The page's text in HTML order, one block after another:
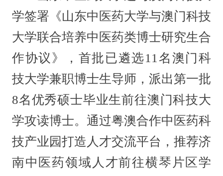
学签署《山东中医药大学与澳门科技
大学联合培养中医药类博士研究生合
作协议》，首批已遴选11名澳门科
技大学兼职博士生导师，派出第一批
8名优秀硕士毕业生前往澳门科技大
学攻读博士。通过粤澳合作中医药科
技产业园打造人才交流平台，推荐济
南中医药领域人才前往横琴片区学